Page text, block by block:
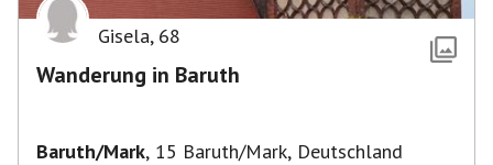
Gisela, 68
Wanderung in Baruth
Baruth/Mark, 15 Baruth/Mark, Deutschland